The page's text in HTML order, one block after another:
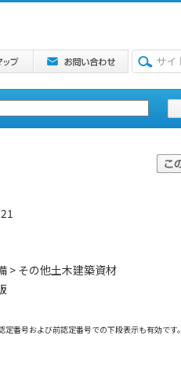
> その他土木建築資材
番号および前認定番号での下段表示も有効です。